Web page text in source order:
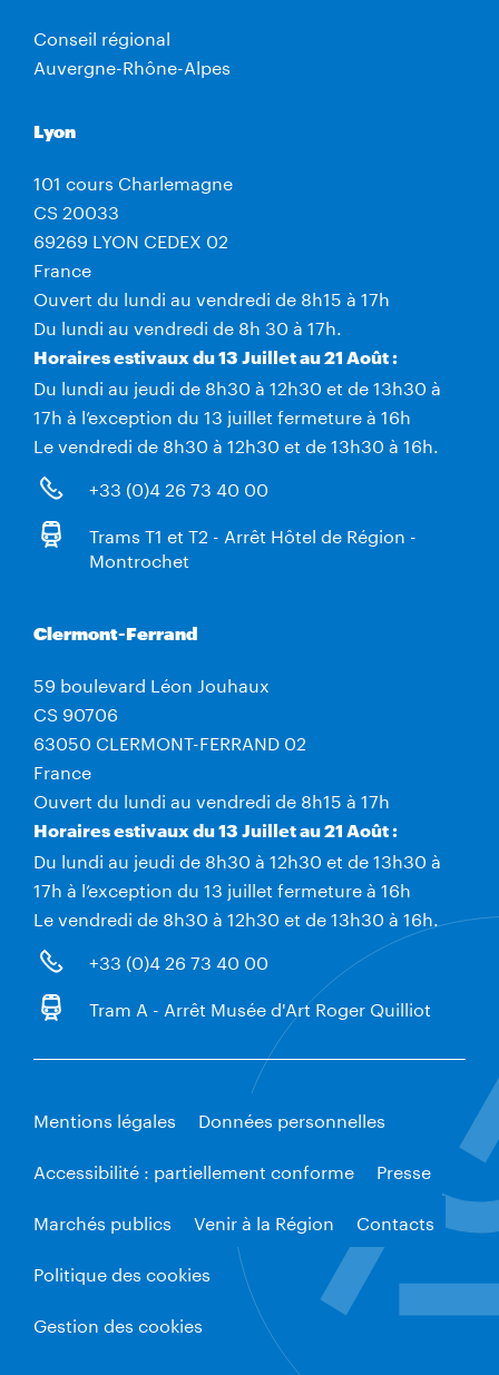
Conseil régional
Auvergne-Rhône-Alpes
Lyon
101 cours Charlemagne
CS 20033
69269 LYON CEDEX 02
France
Ouvert du lundi au vendredi de 8h15 à 17h
Du lundi au vendredi de 8h 30 à 17h.
Horaires estivaux du 13 Juillet au 21 Août :
Du lundi au jeudi de 8h30 à 12h30 et de 13h30 à
17h à l’exception du 13 juillet fermeture à 16h
Le vendredi de 8h30 à 12h30 et de 13h30 à 16h.
+33 (0)4 26 73 40 00
Trams T1 et T2 - Arrêt Hôtel de Région -
Montrochet
Clermont-Ferrand
59 boulevard Léon Jouhaux
CS 90706
63050 CLERMONT-FERRAND 02
France
Ouvert du lundi au vendredi de 8h15 à 17h
Horaires estivaux du 13 Juillet au 21 Août :
Du lundi au jeudi de 8h30 à 12h30 et de 13h30 à
17h à l’exception du 13 juillet fermeture à 16h
Le vendredi de 8h30 à 12h30 et de 13h30 à 16h.
+33 (0)4 26 73 40 00
Tram A - Arrêt Musée d'Art Roger Quilliot
Mentions légales
Données personnelles
Accessibilité : partiellement conforme
Presse
Marchés publics
Venir à la Région
Contacts
Politique des cookies
Gestion des cookies